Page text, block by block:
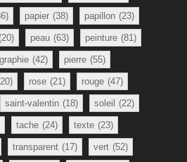
papier (38) papillon (23)
(20) peau (63) peinture (81)
(42) pierre (55)
rose (21) rouge (47)
saint-valentin (18) soleil (22)
tache (24) texte (23)
transparent (17) vert (52)